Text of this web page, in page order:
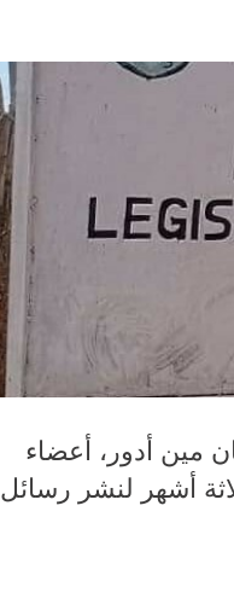
مين أدور، أعضاء
أشهر لنشر رسائل